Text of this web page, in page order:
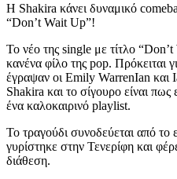
Η Shakira κάνει δυναμικό
“Don’t Wait Up”!
Το νέο της single με τίτλο
κανένα φίλο της pop. Πρόκειται
έγραψαν οι Emily WarrenIan και
Shakira και το σίγουρο είναι
ένα καλοκαιρινό playlist.
To τραγούδι συνοδεύεται από
γυρίστηκε στην Τενερίφη και
διάθεση.